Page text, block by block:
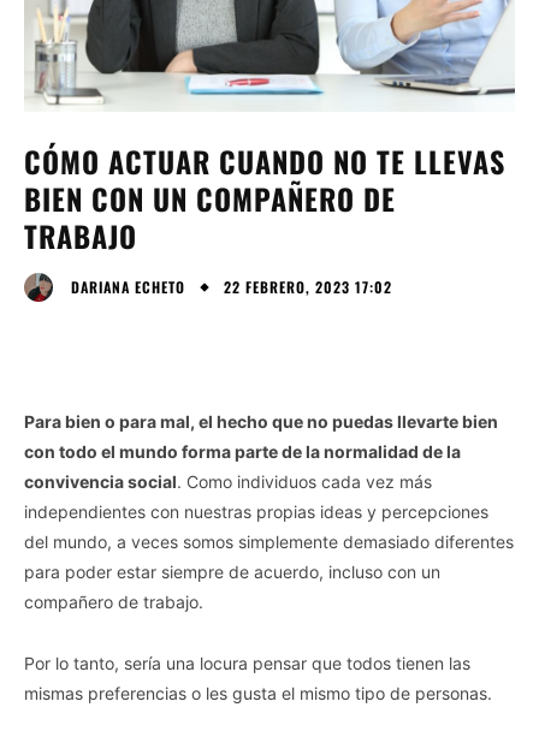
CÓMO ACTUAR CUANDO NO TE LLEVAS
BIEN CON UN COMPAÑERO DE
TRABAJO
DARIANA ECHETO 22 FEBRERO, 2023 17:02
Para bien o para mal, el hecho que no puedas llevarte bien
con todo el mundo forma parte de la normalidad de la
convivencia social. Como individuos cada vez más
independientes con nuestras propias ideas y percepciones
del mundo, a veces somos simplemente demasiado diferentes
para poder estar siempre de acuerdo, incluso con un
compañero de trabajo.
Por lo tanto, sería una locura pensar que todos tienen las
mismas preferencias o les gusta el mismo tipo de personas.